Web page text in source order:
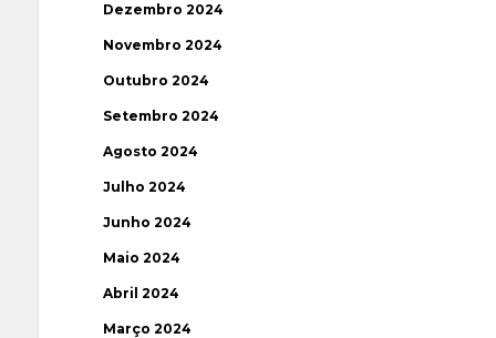
Dezembro 2024
Novembro 2024
Outubro 2024
Setembro 2024
Agosto 2024
Julho 2024
Junho 2024
Maio 2024
Abril 2024
Março 2024